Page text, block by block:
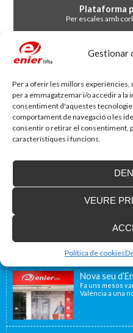
Gestionar
Per a oferir les millors
per a emmagatzemar i/o accedir a la
consentiment d'aquestes
comportament de navegació o les
consentir o retirar el consentiment,
característiques i funcions.
VEURE
Política de cookies
Plataforma
Per escales amb
Blog d'accessibilitat
Nova seu
Fa uns mesos
València a una